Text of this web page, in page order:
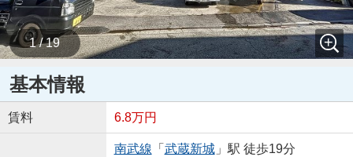
1 / 19
基本情報
賃料 6.8万円
南武線 「 武蔵新城」駅 徒歩19分